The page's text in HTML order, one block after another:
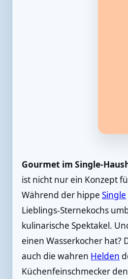
Gourmet im Single-
ist nicht nur ein Konzept
Während der hippeSingle
Lieblings-Sternekochs
kulinarische Spektakel.
einen Wasserkocher hat?
auch die wahren Helden
Küchenfeinschmecker